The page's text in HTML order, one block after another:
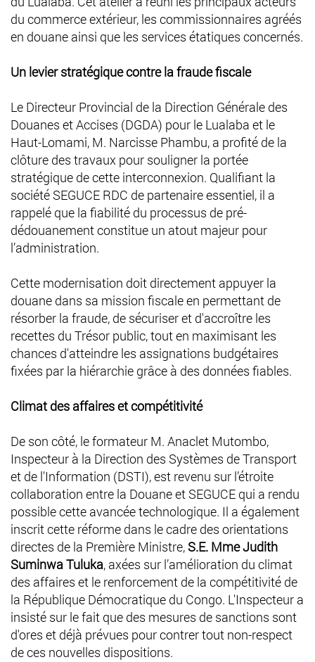
du commerce extérieur, les commissionnaires agréés
en douane ainsi que les services étatiques concernés.
Un levier stratégique contre la fraude fiscale
Le Directeur Provincial de la Direction Générale des
Douanes et Accises (DGDA) pour le Lualaba et le
Haut-Lomami, M. Narcisse Phambu, a profité de la
clôture des travaux pour souligner la portée
stratégique de cette interconnexion. Qualifiant la
société SEGUCE RDC de partenaire essentiel, il a
rappelé que la fiabilité du processus de pré-
dédouanement constitue un atout majeur pour
l’administration.
Cette modernisation doit directement appuyer la
douane dans sa mission fiscale en permettant de
résorber la fraude, de sécuriser et d'accroître les
recettes du Trésor public, tout en maximisant les
chances d'atteindre les assignations budgétaires
fixées par la hiérarchie grâce à des données fiables.
Climat des affaires et compétitivité
De son côté, le formateur M. Anaclet Mutombo,
Inspecteur à la Direction des Systèmes de Transport
et de l'Information (DSTI), est revenu sur l’étroite
collaboration entre la Douane et SEGUCE qui a rendu
possible cette avancée technologique. Il a également
inscrit cette réforme dans le cadre des orientations
directes de la Première Ministre, S.E. Mme Judith
Suminwa Tuluka, axées sur l’amélioration du climat
des affaires et le renforcement de la compétitivité de
la République Démocratique du Congo. L'Inspecteur a
insisté sur le fait que des mesures de sanctions sont
d'ores et déjà prévues pour contrer tout non-respect
de ces nouvelles dispositions.